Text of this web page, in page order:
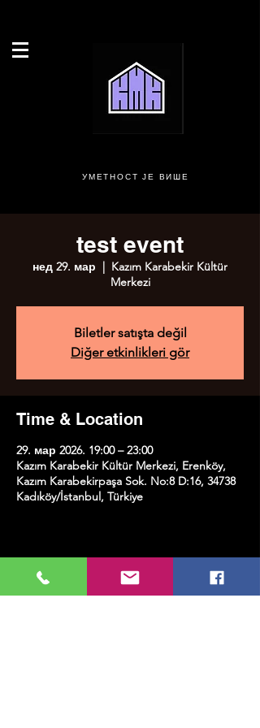
УМЕТНОСТ ЈЕ ВИШЕ
test event
нед 29. мар
  |
Kazım Karabekir Kültür
Merkezi
Biletler satışta değil
Diğer etkinlikleri gör
Time & Location
29. мар 2026. 19:00 – 23:00
Kazım Karabekir Kültür Merkezi, Erenköy,
Kazım Karabekirpaşa Sok. No:8 D:16, 34738
Kadıköy/İstanbul, Türkiye
Share this event